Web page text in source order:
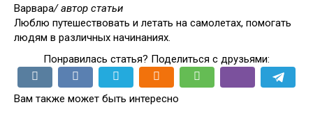
Варвара/ автор статьи
Люблю путешествовать и летать на самолетах, помогать
людям в различных начинаниях.
Понравилась статья? Поделиться с друзьями:
Вам также может быть интересно